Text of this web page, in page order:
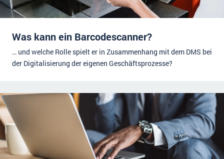
Was kann ein Barcodescanner?
… und welche Rolle spielt er in Zusammenhang mit dem DMS bei
der Digitalisierung der eigenen Geschäftsprozesse?